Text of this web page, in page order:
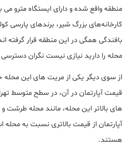
منطقه واقع شده و دارای ایستگاه مترو می
کارخانه‌های بزرگ شیر، برندهای پارسی
بافندگی همگی در این منطقه قرار گرفته
محله را دارید نیازی نیست نگران
از سوی دیگر یکی از مریت های این
قیمت آپارتمان در آن، در سطح متوسط
های بالاتر این محله، مانند محله طرشت
آپارتمان از قیمت بالاتری نسبت به محله
هستند.